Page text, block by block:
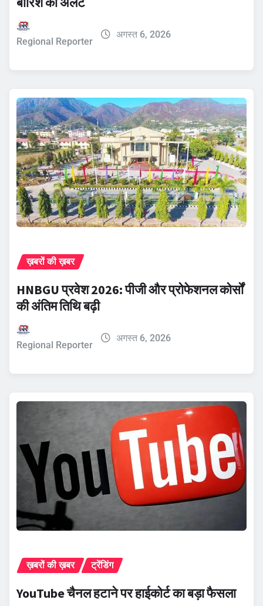
Regional Reporter
अगस्त 6, 2026
ख़बरों की ख़बर
HNBGU प्रवेश 2026: पीजी और प्रोफेशनल कोर्सों
की अंतिम तिथि बढ़ी
Regional Reporter
अगस्त 6, 2026
ख़बरों की ख़बर ट्रेंडिंग
YouTube चैनल हटाने पर हाईकोर्ट का बड़ा फैसला